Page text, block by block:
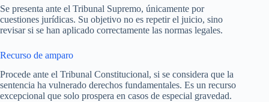
Se presenta ante el Tribunal Supremo, únicamente por
cuestiones jurídicas. Su objetivo no es repetir el juicio, sino
revisar si se han aplicado correctamente las normas legales.
Recurso de amparo
Procede ante el Tribunal Constitucional, si se considera que la
sentencia ha vulnerado derechos fundamentales. Es un recurso
excepcional que solo prospera en casos de especial gravedad.